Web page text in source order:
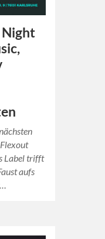
Night
Label trifft
aufs